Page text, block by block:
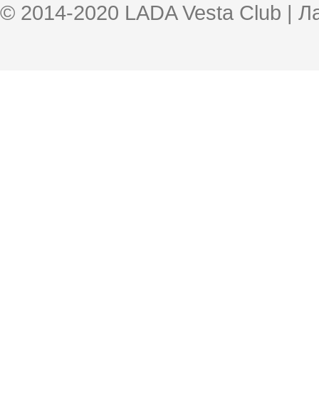
© 2014-2020 LADA Vesta Club |